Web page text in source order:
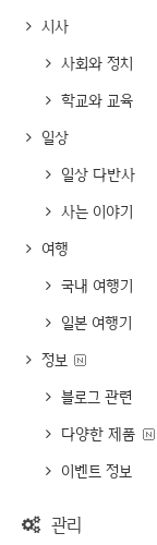
시사
사회와 정치
학교와 교육
일상
일상 다반사
사는 이야기
여행
국내 여행기
일본 여행기
정보
블로그 관련
다양한 제품
이벤트 정보
관리